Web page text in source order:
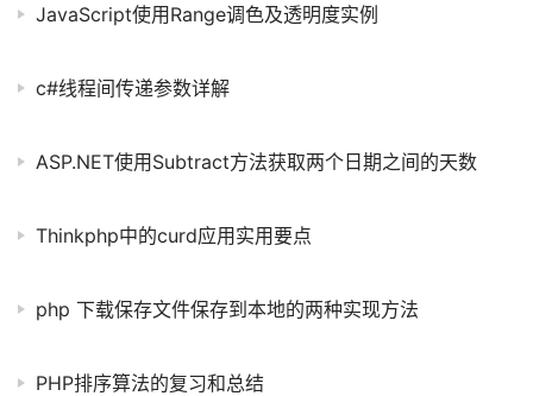
JavaScript使用Range调色及透明度实例
c#线程间传递参数详解
ASP.NET使用Subtract方法获取两个日期之间的天数
Thinkphp中的curd应用实用要点
php 下载保存文件保存到本地的两种实现方法
PHP排序算法的复习和总结